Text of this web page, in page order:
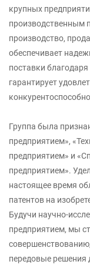
крупных
производственным
производство,
обеспечивает
поставки
гарантирует
Группа была
предприятием»,
предприятием» и
предприятием».
настоящее время
патентов на
Будучи научно-
предприятием, мы
передовые решения